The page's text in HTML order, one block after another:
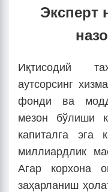
Эксперт
Иқтисодий
аутсорсинг
фонди ва
мезон бўлиши
капиталга эга
миллиардлик
Агар корхона
заҳарланиш